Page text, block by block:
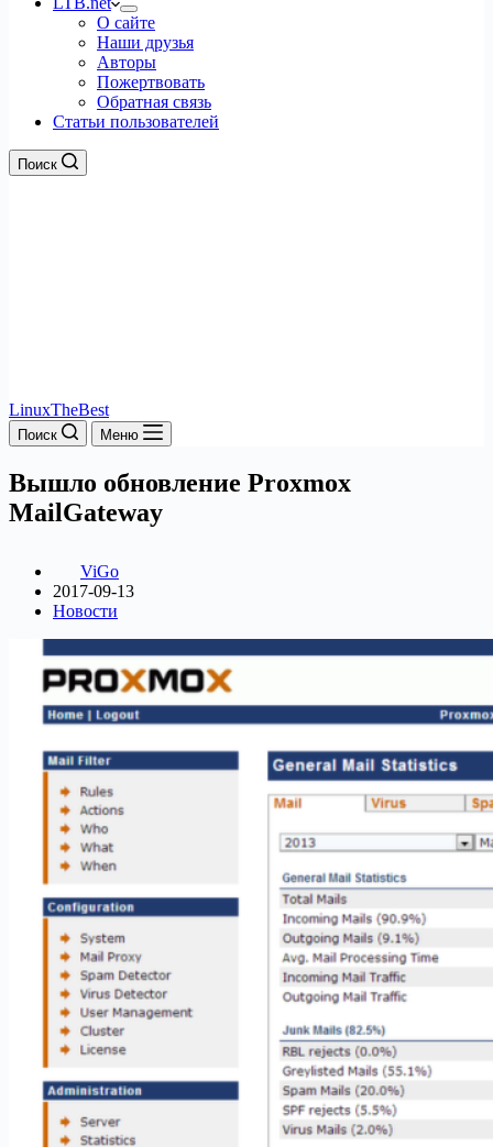
О сайте
Наши друзья
Авторы
Пожертвовать
Обратная связь
Статьи пользователей
Поиск
LinuxTheBest
Поиск Меню
Вышло обновление Proxmox
MailGateway
ViGo
2017-09-13
Новости